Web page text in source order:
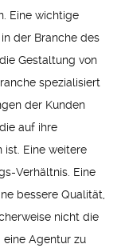
Eine wichtige
der Branche des
Gestaltung von
spezialisiert
der Kunden
auf ihre
ist. Eine weitere
Verhältnis. Eine
bessere Qualität,
nicht die
Agentur zu